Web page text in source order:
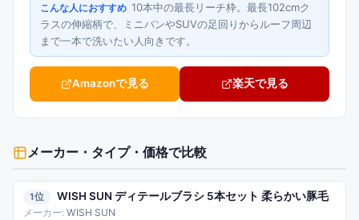
こんな人におすすめ 10本中の最長リーチ枠。最長102cmク
ラスの伸縮柄で、ミニバンやSUVの足回りからルーフ周辺
まで一本で洗いたい人向きです。
Amazonで見る 楽天で見る
メーカー・タイプ・価格で比較
1 WISH SUN ディテールブラシ 5本セット 柔らかい豚毛
WISH SUN